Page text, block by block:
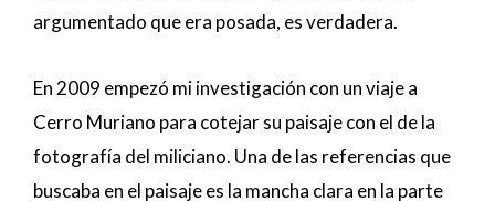
argumentado que era posada, es verdadera.
En 2009 empezó mi investigación con un viaje a
Cerro Muriano para cotejar su paisaje con el de la
fotografía del miliciano. Una de las referencias que
buscaba en el paisaje es la mancha clara en la parte